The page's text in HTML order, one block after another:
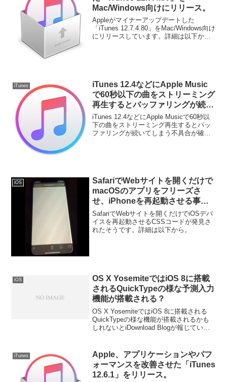
Mac/Windows向けにリリース。
Appleがマイナーアップデートした
「iTunes 12.7.4.80」をMac/Windows向け
にリリースしています。詳細は以下か
iTunes
iTunes 12.4などにApple Music
で60秒以下の曲をストリーミング
再生するとバッファリングが続い
てしまう不具合が確認される。
iTunes 12.4などにApple Musicで60秒以
下の曲をストリーミング再生するとバッ
ファリングが続いてしまう不具合が確認
iOS
SafariでWebサイトを開くだけで
macOSのアプリをフリーズさ
せ、iPhoneを再起動させる事が
できるCSSコードが発見される。
SafariでWebサイトを開くだけでiOSデバ
イスを再起動させるCSSコードが発見さ
れたそうです。詳細は以下から。
iOS
OS X YosemiteではiOS 8に搭載
されるQuickTypeの様な予測入力
機能が搭載される？
OS X YosemiteではiOS 8に搭載される
QuickTypeの様な機能が搭載されるかも
しれないとiDownload Blogが報じていま
iTunes
Apple、アプリケーションやパフ
ォーマンスを改善させた「iTunes
12.6.1」をリリース。